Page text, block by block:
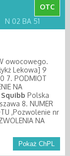
OTC
N 02 BA 51
owocowego.
Lekowa] 9
7. PODMIOT
NA
Squibb Polska
8. NUMER
,Pozwolenie nr
NA
Pokaż ChPL